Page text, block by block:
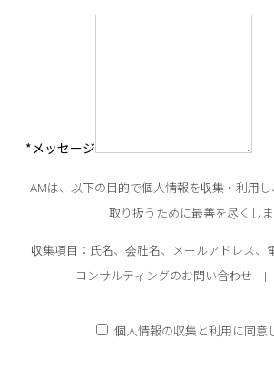
*メッセージ
AMは、以下の目的で個人情報を収集・利用
取り扱うために最善を尽くしま
収集項目：氏名、会社名、メールアドレス、
コンサルティングのお問い合わせ
|
個人情報の収集と利用に同意